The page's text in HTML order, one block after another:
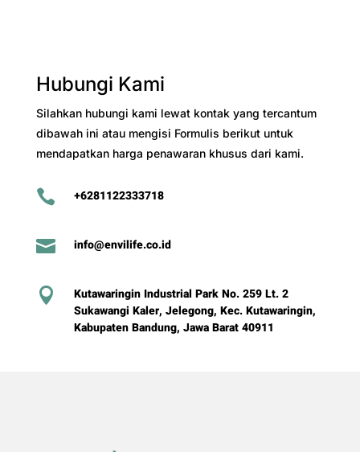
Hubungi Kami
Silahkan hubungi kami lewat kontak yang tercantum
dibawah ini atau mengisi Formulis berikut untuk
mendapatkan harga penawaran khusus dari kami.
 +6281122333718
 info@envilife.co.id

Kutawaringin Industrial Park No. 259 Lt. 2
Sukawangi Kaler, Jelegong, Kec. Kutawaringin,
Kabupaten Bandung, Jawa Barat 40911